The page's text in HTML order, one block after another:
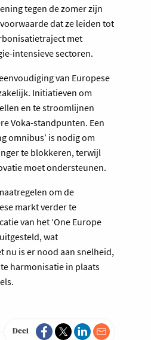
tegen de zomer zijn
dat ze leiden tot
met
intensieve sectoren.
van Europese
Initiatieven om
en te stroomlijnen
Voka-standpunten. Een
omnibus’ is nodig om
te blokkeren, terwijl
moet ondersteunen.
om de
markt verder te
van het ‘One Europe
wat
nu is er nood aan snelheid,
harmonisatie in plaats
Deel